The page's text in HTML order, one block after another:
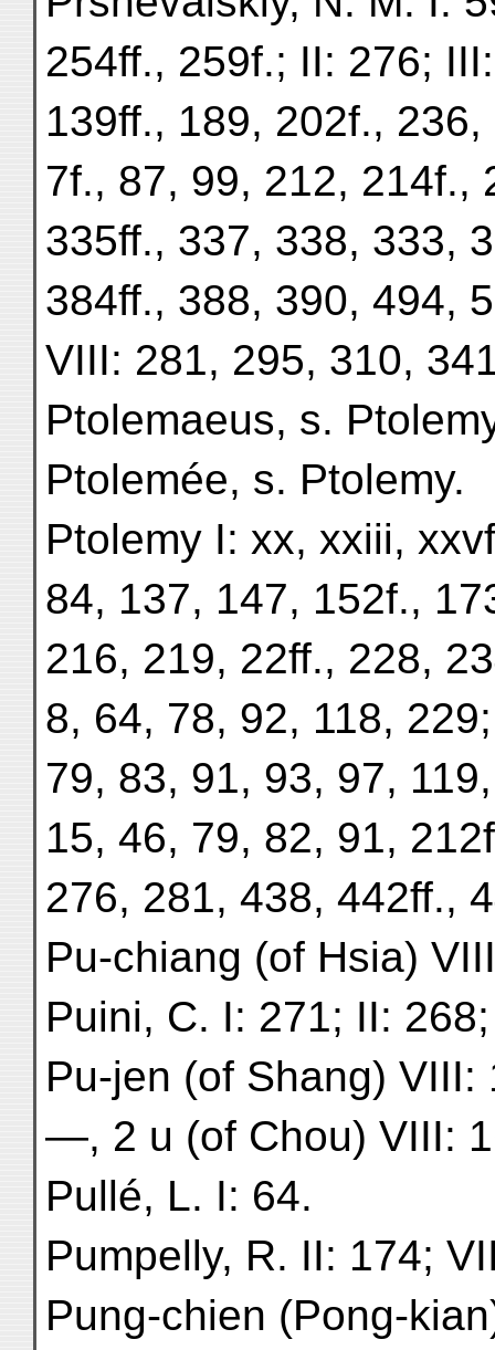
254ff., 259f.; II: 276;
139ff., 189, 202f.,
7f., 87, 99, 212, 214f.,
335ff., 337, 338, 333,
384ff., 388, 390, 494,
VIII: 281, 295, 310,
Ptolemaeus, s.
Ptolemée, s. Ptolemy.
Ptolemy I: xx, xxiii,
84, 137, 147, 152f.,
216, 219, 22ff., 228,
8, 64, 78, 92, 118,
79, 83, 91, 93, 97,
15, 46, 79, 82, 91,
276, 281, 438, 442ff.,
Pu-chiang (of Hsia)
Puini, C. I: 271; II:
Pu-jen (of Shang) VIII:
—, 2 u (of Chou) VIII:
Pullé, L. I: 64.
Pumpelly, R. II: 174;
Pung-chien (Pong-